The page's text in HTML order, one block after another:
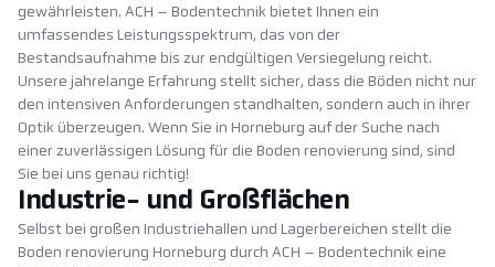
gewährleisten. ACH – Bodentechnik bietet Ihnen ein
umfassendes Leistungsspektrum, das von der
Bestandsaufnahme bis zur endgültigen Versiegelung reicht.
Unsere jahrelange Erfahrung stellt sicher, dass die Böden nicht nur
den intensiven Anforderungen standhalten, sondern auch in ihrer
Optik überzeugen. Wenn Sie in Horneburg auf der Suche nach
einer zuverlässigen Lösung für die Boden renovierung sind, sind
Sie bei uns genau richtig!
Industrie- und Großflächen
Selbst bei großen Industriehallen und Lagerbereichen stellt die
Boden renovierung Horneburg durch ACH – Bodentechnik eine